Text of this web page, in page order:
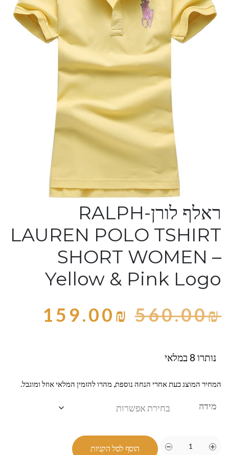
ראלף לורן-RALPH
LAUREN POLO TSHIRT
SHORT WOMEN –
Yellow & Pink Logo
560.00₪
159.00₪
נותרו 8 במלאי
המחיר המוצג כעת אחרי הנחה נוספת, מהרו להזמין המלאי אוזל ומוגבל.
מידה
הוסף לסל הקניות